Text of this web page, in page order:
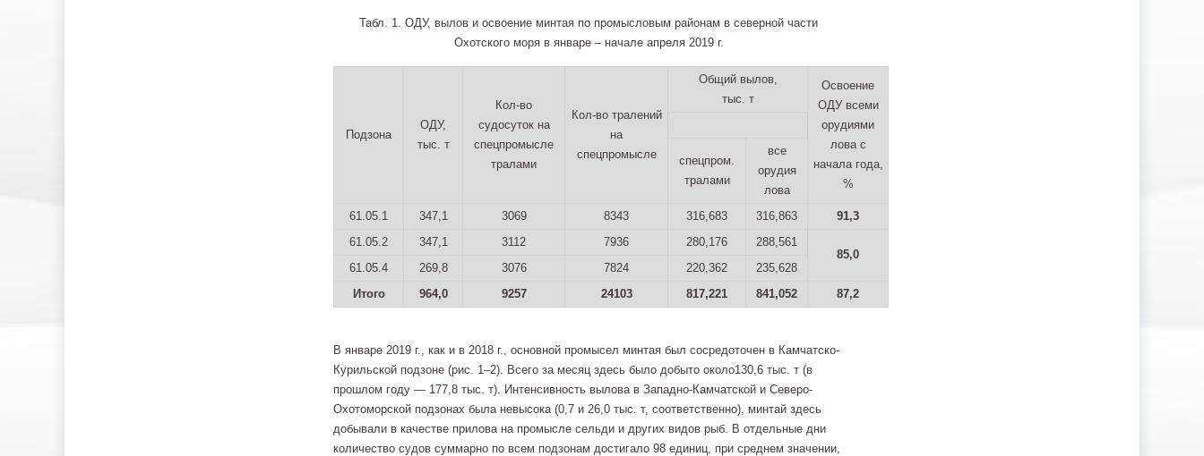
Табл. 1. ОДУ, вылов и освоение минтая по промысловым районам в северной части
Охотского моря в январе – начале апреля 2019 г.
Подзона
ОДУ,
тыс. т
Кол-во
судосуток на
спецпромысле
тралами
Кол-во тралений
на
спецпромысле
Общий вылов,
тыс. т
Освоение
ОДУ всеми
орудиями
лова с
начала года,
%
спецпром.
тралами
все
орудия
лова
61.05.1
347,1 3069 8343 316,683 316,863
91,3
61.05.2
347,1 3112 7936 280,176
288,561
85,0
61.05.4
269,8 3076 7824 220,362
235,628
Итого
964,0 9257 24103 817,221 841,052 87,2
В январе 2019 г., как и в 2018 г., основной промысел минтая был сосредоточен в Камчатско-
Курильской подзоне (рис. 1–2). Всего за месяц здесь было добыто около130,6 тыс. т (в
прошлом году — 177,8 тыс. т). Интенсивность вылова в Западно-Камчатской и Северо-
Охотоморской подзонах была невысока (0,7 и 26,0 тыс. т, соответственно), минтай здесь
добывали в качестве прилова на промысле сельди и других видов рыб. В отдельные дни
количество судов суммарно по всем подзонам достигало 98 единиц, при среднем значении,